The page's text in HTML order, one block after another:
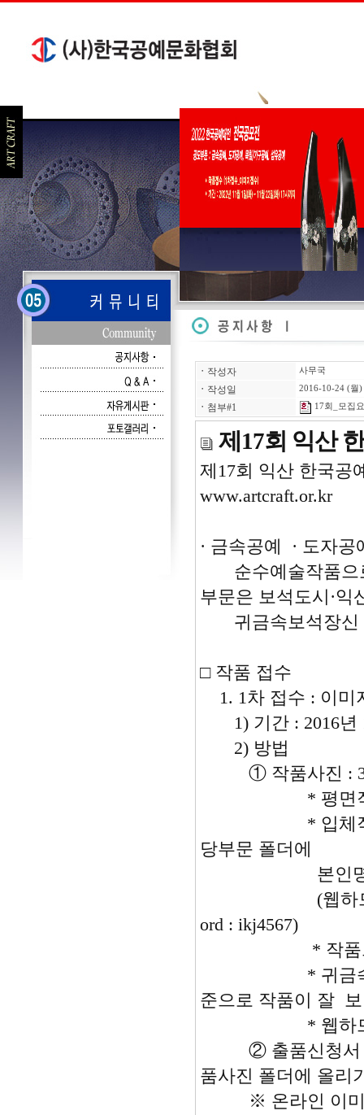
ㆍ 작성자 사무국
ㆍ 작성일 2016-10-24 (월)
ㆍ 첨부#1 17회_모집
제17회 익산
제17회 익산 한국공
www.artcraft.or.kr
· 금속공예 · 도자
순수예술작품으
부문은 보석도시·익
귀금속보석장신
□ 작품 접수
1. 1차 접수 : 이미
1) 기간 : 2016년
2) 방법
① 작품사진 :
* 평면작품 2
* 입체작품 3장
당부문 폴더에
본인명의의
(웹하드 주소 :
ord : ikj4567)
* 작품크기는
* 귀금속 보석
준으로 작품이 잘
* 웹하드에 올
② 출품신청서 :
품사진 폴더에 올리
※ 온라인 이미지